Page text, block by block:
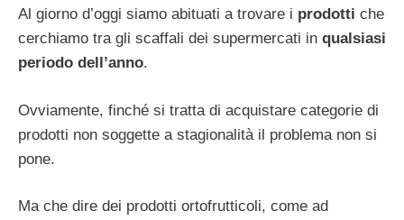
Al giorno d’oggi siamo abituati a trovare i prodotti che
cerchiamo tra gli scaffali dei supermercati in qualsiasi
periodo dell’anno.
Ovviamente, finché si tratta di acquistare categorie di
prodotti non soggette a stagionalità il problema non si
pone.
Ma che dire dei prodotti ortofrutticoli, come ad